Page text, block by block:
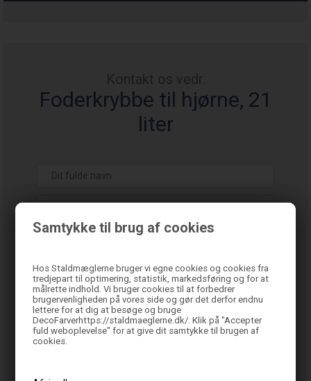
Samtykke til brug af cookies
Hos Staldmæglerne bruger vi egne cookies og cookies fra
tredjepart til optimering, statistik, markedsføring og for at
målrette indhold. Vi bruger cookies til at forbedrer
brugervenligheden på vores side og gør det derfor endnu
lettere for at dig at besøge og bruge
DecoFarverhttps://staldmaeglerne.dk/. Klik på "Accepter
fuld weboplevelse" for at give dit samtykke til brugen af
cookies.
Foderkrybbe til hjørne, 21
liter